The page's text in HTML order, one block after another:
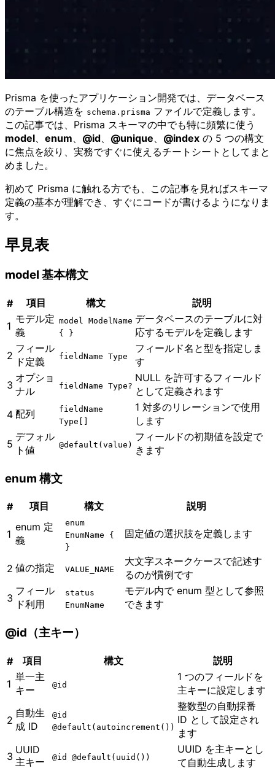
Prisma を使ったアプリケーション開発では、データベース
のテーブル構造を schema.prisma ファイルで定義します。
この記事では、Prisma スキーマの中でも特に頻繁に使う
model、 enum、 @id、 @unique、 @index の 5 つの構文
に焦点を絞り、実務ですぐに使えるチートシートとしてまと
めました。
初めて Prisma に触れる方でも、この記事を見ればスキーマ
定義の基本が理解でき、すぐにコードが書けるようになりま
す。
早見表
model 基本構文
# 項目 構文
説明
1
モデル定
義
model ModelName
{ }
データベースのテーブルに対
応するモデルを定義します
2
フィール
ド定義
fieldName Type
フィールド名と型を指定しま
す
3
オプショ
ナル
fieldName Type?
NULL を許可するフィールド
として定義されます
4 配列
fieldName
Type[]
1 対多のリレーションで使用
します
5
デフォル
ト値
@default(value)
フィールドの初期値を設定で
きます
enum 構文
# 項目 構文 説明
1
enum 定
義
enum
EnumName {
}
固定値の選択肢を定義します
2 値の指定 VALUE_NAME
大文字スネークケースで記述す
るのが慣例です
3
フィール
ド利用
status
EnumName
モデル内で enum 型として参照
できます
@id（主キー）
# 項目 構文
説明
1
単一主
キー
@id
1 つのフィールドを
主キーに設定します
2
自動生
成 ID
@id
@default(autoincrement())
整数型の自動採番
ID として設定され
ます
3
UUID
主キー
@id @default(uuid())
UUID を主キーとし
て自動生成します